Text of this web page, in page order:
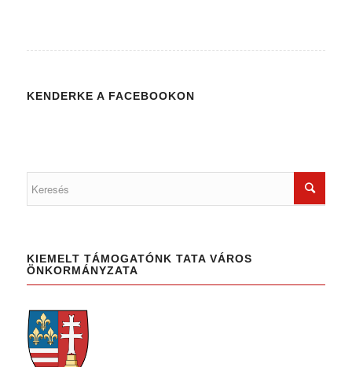
KENDERKE A FACEBOOKON
KIEMELT TÁMOGATÓNK TATA VÁROS
ÖNKORMÁNYZATA